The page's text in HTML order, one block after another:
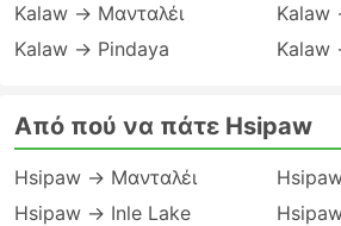
Kalaw → Μανταλέι
Kalaw → Pindaya
Kalaw
Kalaw
Από πού να πάτε Hsipaw
Hsipaw → Μανταλέι
Hsipaw → Inle Lake